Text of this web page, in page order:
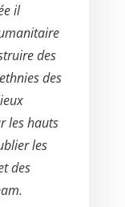
il
des
des
les hauts
les
des